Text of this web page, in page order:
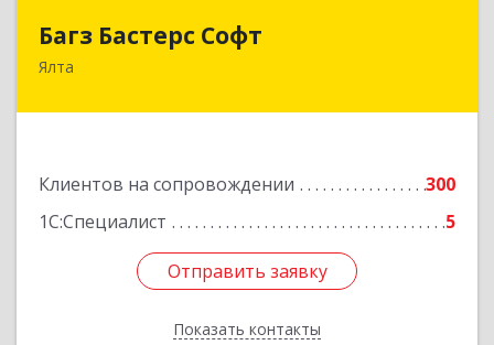
Багз Бастерс Софт
Ялта
Клиентов на сопровождении
300
1С:Специалист
5
Отправить заявку
Показать контакты
Багз Бастерс Софт
298603, Крым Респ, Ялта г, Свердлова ул, дом №
Отправить заявку
Назад